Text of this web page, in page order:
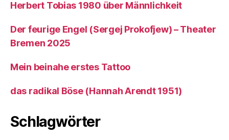
Herbert Tobias 1980 über Männlichkeit
Der feurige Engel (Sergej Prokofjew) – Theater
Bremen 2025
Mein beinahe erstes Tattoo
das radikal Böse (Hannah Arendt 1951)
Schlagwörter